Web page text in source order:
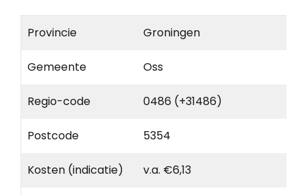
Provincie Groningen
Gemeente Oss
Regio-code 0486 (+31486)
Postcode 5354
Kosten (indicatie) v.a. €6,13